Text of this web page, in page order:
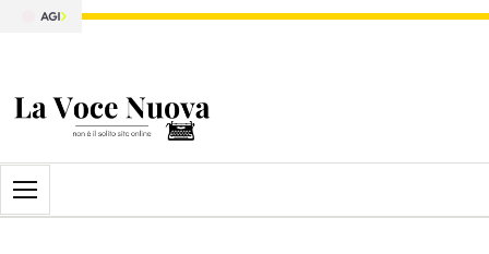
Apri il menu